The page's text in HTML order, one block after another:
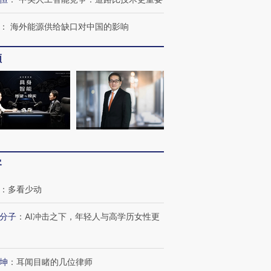
： 海外能源供给缺口对中国的影响
： 多看少动
子 ： AI冲击之下，年轻人与高学历女性更
： 耳闻目睹的几位律师